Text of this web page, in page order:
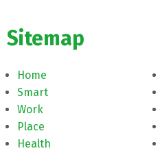
Sitemap
Home
Smart
Work
Place
Health